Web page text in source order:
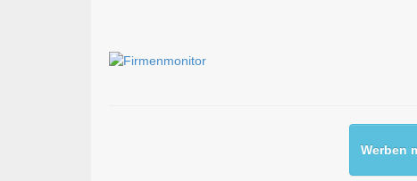
Werben